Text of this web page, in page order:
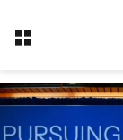
Меню